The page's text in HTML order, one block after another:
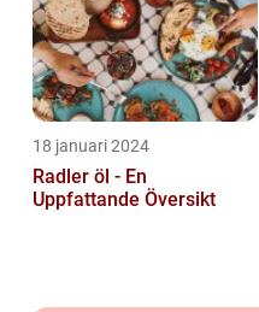
18 januari 2024
Radler öl - En
Uppfattande Översikt